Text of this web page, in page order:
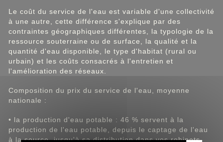
Le coût du service de l'eau est variable d'une collectivité
à une autre, cette différence s'explique par des
contraintes géographiques différentes, la typologie de la
ressource souterraine ou de surface, la qualité et la
quantité d'eau disponible, le type d'habitat (rural ou
urbain) et les coûts consacrés à l'entretien et
l'amélioration des réseaux.
Composition du prix du service de l'eau, moyenne
nationale :
• la production d'eau potable : 46 % servent à la
production de l'eau potable, depuis le captage de l'eau
à la source, jusqu'à sa distribution dans vos robinets